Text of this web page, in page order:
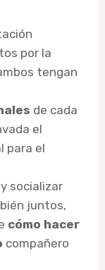
por la
tengan
de cada
el
para el
socializar
juntos,
cómo hacer
compañero